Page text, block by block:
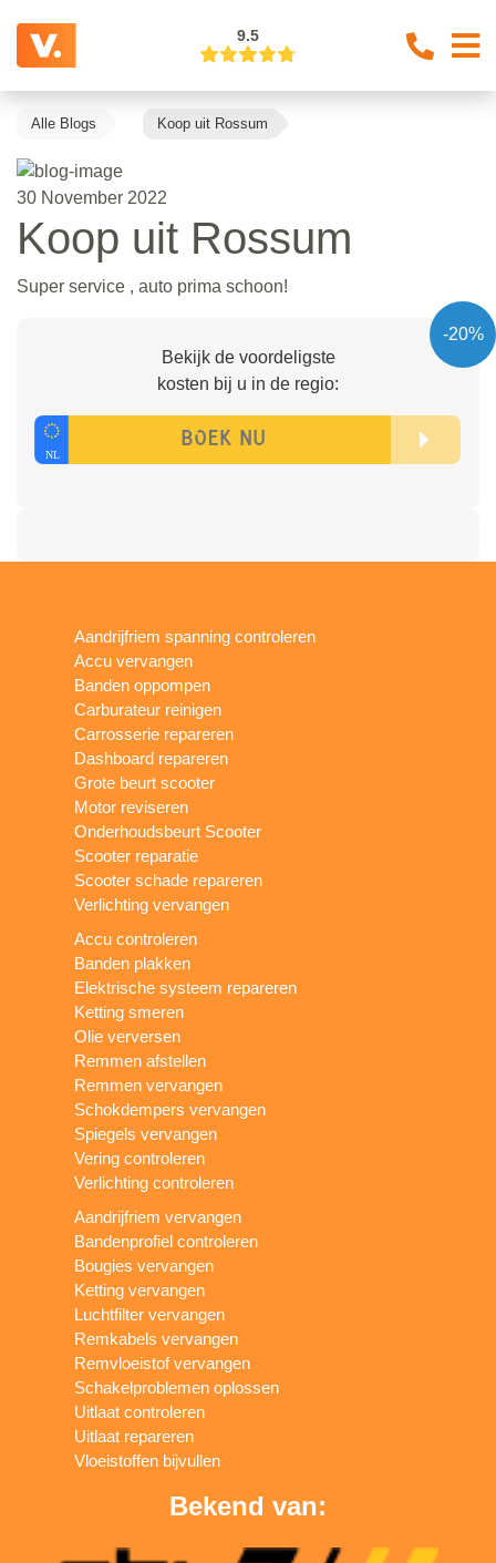
9.5
Alle Blogs Koop uit Rossum
30 November 2022
Koop uit Rossum
Super service , auto prima schoon!
-20%
Bekijk de voordeligste
kosten bij u in de regio:
Aandrijfriem spanning controleren
Accu vervangen
Banden oppompen
Carburateur reinigen
Carrosserie repareren
Dashboard repareren
Grote beurt scooter
Motor reviseren
Onderhoudsbeurt Scooter
Scooter reparatie
Scooter schade repareren
Verlichting vervangen
Accu controleren
Banden plakken
Elektrische systeem repareren
Ketting smeren
Olie verversen
Remmen afstellen
Remmen vervangen
Schokdempers vervangen
Spiegels vervangen
Vering controleren
Verlichting controleren
Aandrijfriem vervangen
Bandenprofiel controleren
Bougies vervangen
Ketting vervangen
Luchtfilter vervangen
Remkabels vervangen
Remvloeistof vervangen
Schakelproblemen oplossen
Uitlaat controleren
Uitlaat repareren
Vloeistoffen bijvullen
Bekend van: